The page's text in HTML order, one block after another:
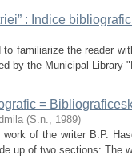
: Indice
familiarize the reader
by the Municipal Library
=
(S.n., 1989)
of the writer B.P.
up of two sections: The